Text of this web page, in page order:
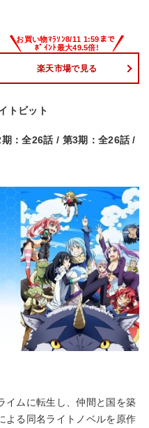
楽天市場で見る
トビット
：全26話 / 第3期：全26話 /
イムに転生し、仲間と国を築
よる同名ライトノベルを原作